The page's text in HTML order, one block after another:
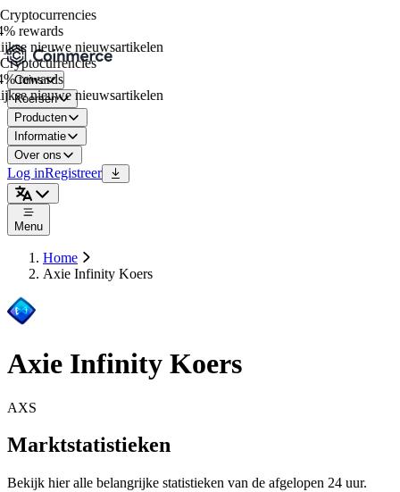
rewards
nieuwe nieuwsartikelen
rewards
nieuwe nieuwsartikelen
Coins
Koersen
Producten
Informatie
Over ons
Log inRegistreer
Menu
Home
Axie Infinity Koers
Axie Infinity Koers
AXS
Marktstatistieken
Bekijk hier alle belangrijke statistieken van de afgelopen 24 uur.